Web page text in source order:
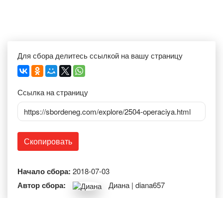
Для сбора делитесь ссылкой на вашу страницу
Ссылка на страницу
https://sbordeneg.com/explore/2504-operaciya.html
Скопировать
Начало сбора: 2018-07-03
Автор сбора: Диана | diana657